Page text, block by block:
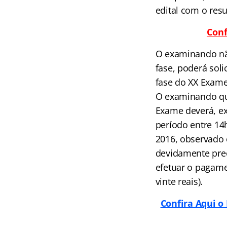
edital com o
O examinando
fase, poderá
fase do XX
O examinando
Exame deverá,
período entre
2016,
devidamente
efetuar o
vinte reais).
Confira Aqui o